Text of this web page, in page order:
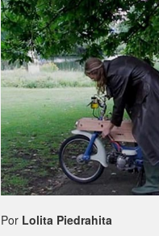
Por Lolita Piedrahita